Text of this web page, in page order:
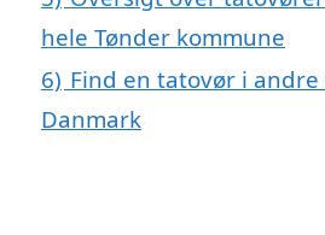
hele Tønder kommune
6) Find en tatovør i andre
Danmark